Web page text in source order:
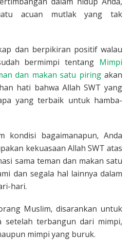
acuan mutlak yang tak
dan berpikiran positif walau
bermimpi tentang Mimpi
dan makan satu piringakan
hati bahwa Allah SWT yang
yang terbaik untuk hamba-
kondisi bagaimanapun, Anda
kekuasaan Allah SWT atas
sama teman dan makan satu
dan segala hal lainnya dalam
hari.
Muslim, disarankan untuk
setelah terbangun dari mimpi,
mimpi yang buruk.